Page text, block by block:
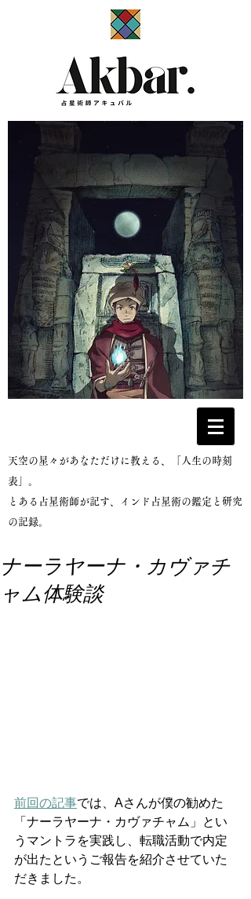
​占星術師アキュバル公式サイト
​天空の星々があなただけに教える、「人生の時刻
表」。
とある占星術師が記す、インド占星術の鑑定と研究
の記録。
ナーラヤーナ・カヴァチ
ャム体験談
前回の記事では、Aさんが僕の勧めた
「ナーラヤーナ・カヴァチャム」とい
うマントラを実践し、転職活動で内定
が出たというご報告を紹介させていた
だきました。